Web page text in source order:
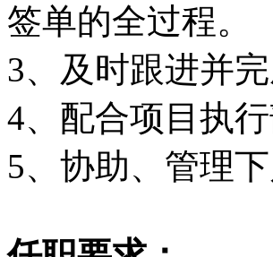
签单的全过程。
3、及时跟进并
4、配合项目执
5、协助、管理